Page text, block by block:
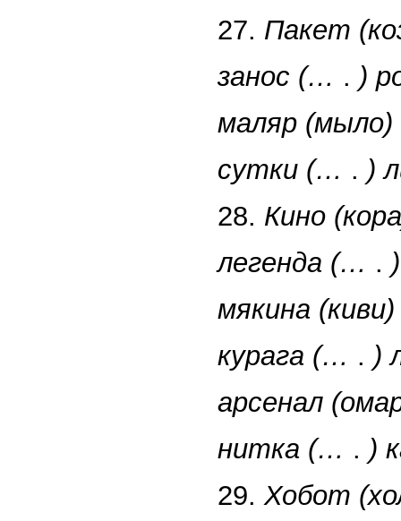
27. Пакет
занос (… . )
маляр (мыло)
сутки (… . )
28. Кино
легенда (… .
мякина
курага (… . )
арсенал
нитка (… . )
29.Хобот